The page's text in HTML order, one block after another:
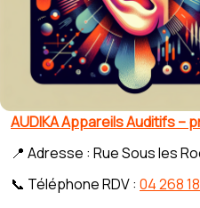
AUDIKA Appareils Auditifs –
📍 Adresse : Rue Sous les
📞 Téléphone RDV : 04 268